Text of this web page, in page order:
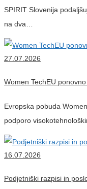
SPIRIT Slovenija
na dva…
27.07.2026
Women TechEU
Evropska pobuda
podporo
16.07.2026
Podjetniški razpisi in